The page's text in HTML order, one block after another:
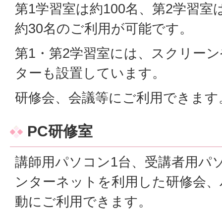
第1学習室は約100名、第2学習室
約30名のご利用が可能です。
第1・第2学習室には、スクリー
ターも設置しています。
研修会、会議等にご利用できます
PC研修室
講師用パソコン1台、受講者用パ
ンターネットを利用した研修会
動にご利用できます。